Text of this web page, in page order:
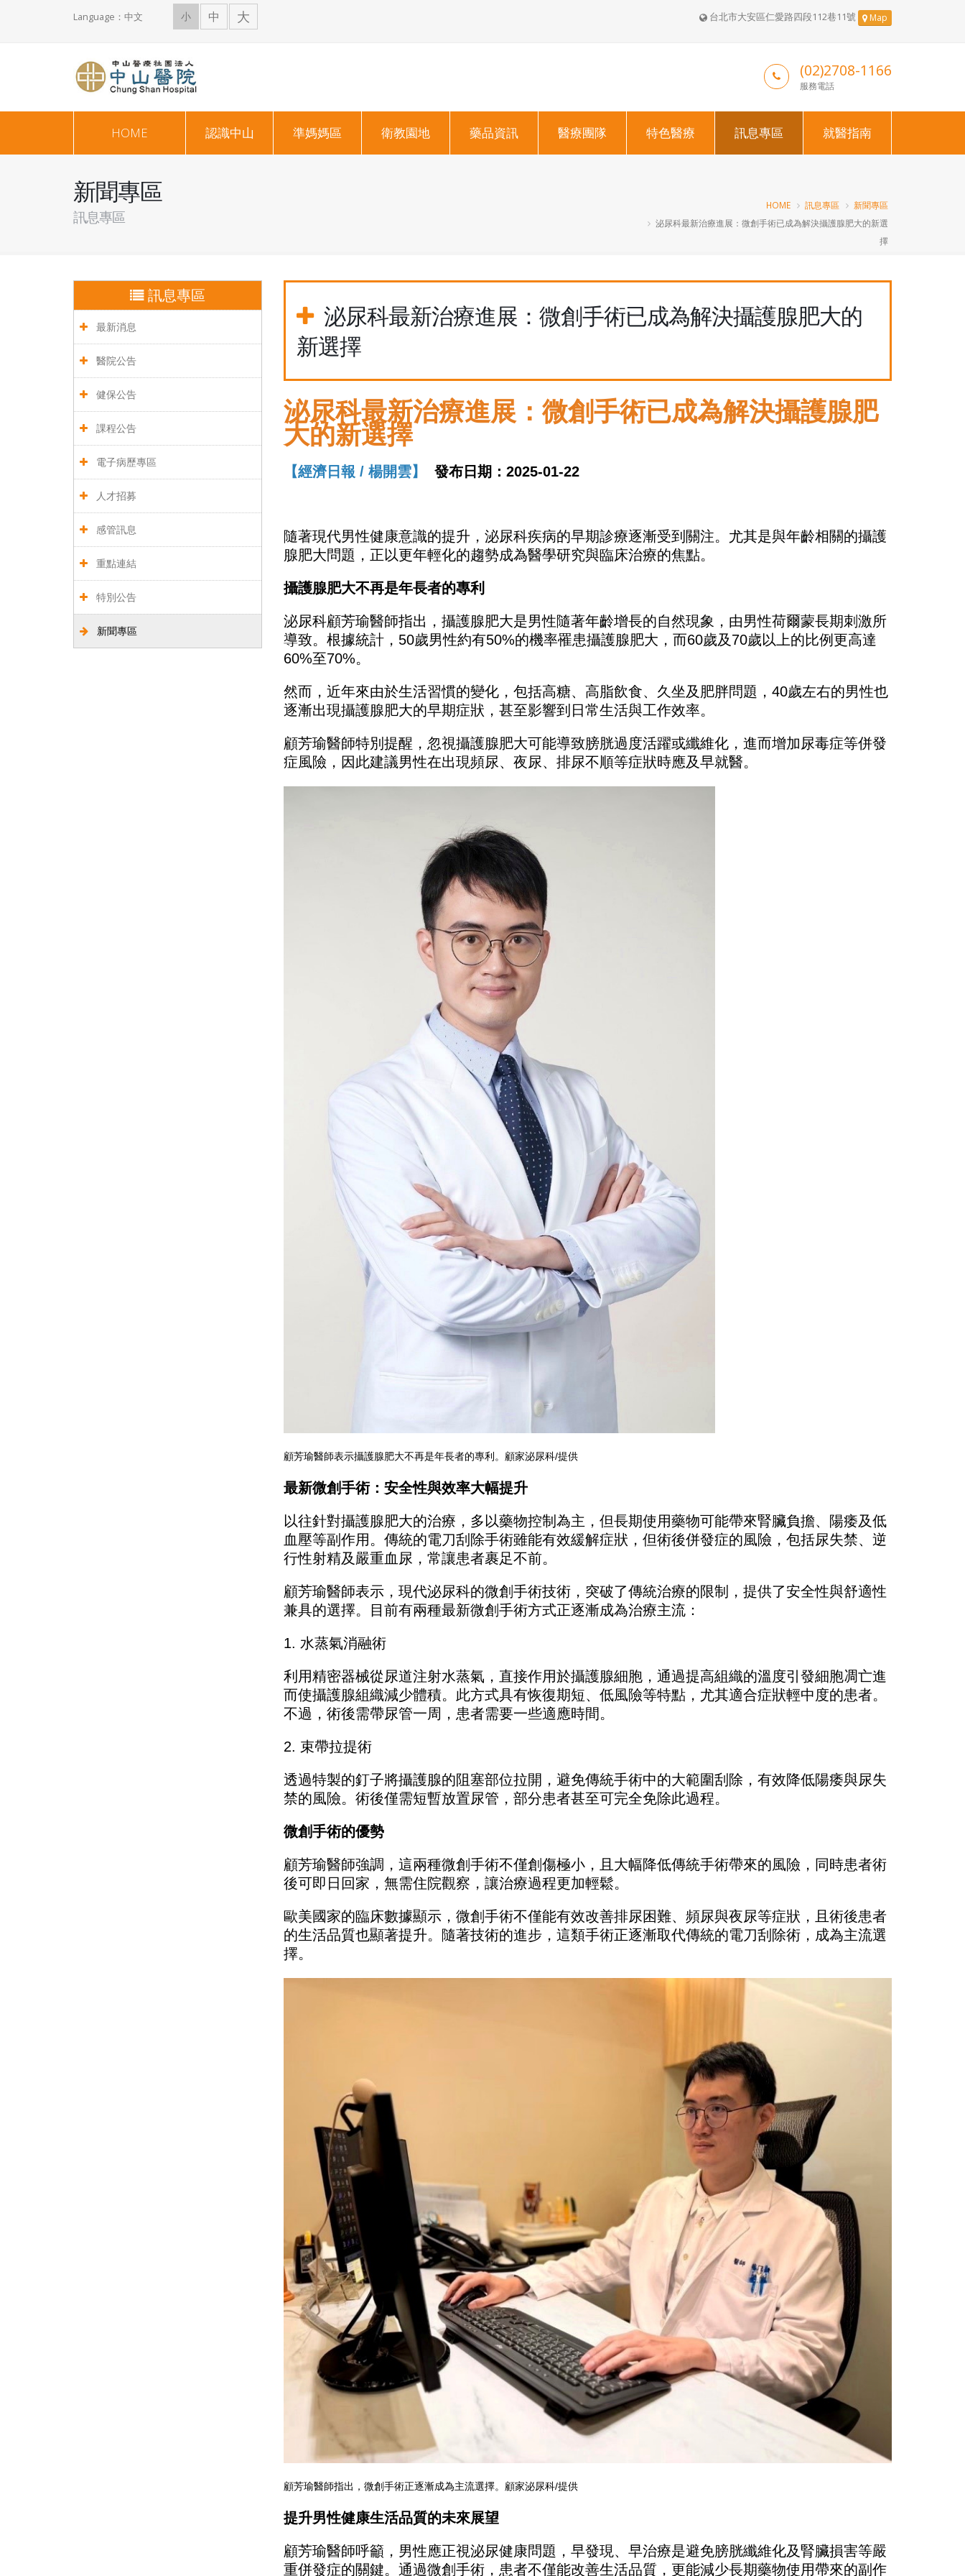
Language：中文 小 中 大 台北市大安區仁愛路四段112巷11號 Map
(02)2708-1166
服務電話
HOME 認識中山 準媽媽區 衛教園地 藥品資訊 醫療團隊 特色醫療 訊息專區 就醫指南
新聞專區
訊息專區
HOME 訊息專區
新聞專區
泌尿科最新治療進展：微創手術已成為解決攝護腺肥大的新選
擇
訊息專區
最新消息
醫院公告
健保公告
課程公告
電子病歷專區
人才招募
感管訊息
重點連結
特別公告
新聞專區
泌尿科最新治療進展：微創手術已成為解決攝護腺肥大的
新選擇
泌尿科最新治療進展：微創手術已成為解決攝護腺肥
大的新選擇
【經濟日報 / 楊開雲】 發布日期：2025-01-22
隨著現代男性健康意識的提升，泌尿科疾病的早期診療逐漸受到關注。尤其是與年齡相關的攝護
腺肥大問題，正以更年輕化的趨勢成為醫學研究與臨床治療的焦點。
攝護腺肥大不再是年長者的專利
泌尿科顧芳瑜醫師指出，攝護腺肥大是男性隨著年齡增長的自然現象，由男性荷爾蒙長期刺激所
導致。根據統計，50歲男性約有50%的機率罹患攝護腺肥大，而60歲及70歲以上的比例更高達
60%至70%。
然而，近年來由於生活習慣的變化，包括高糖、高脂飲食、久坐及肥胖問題，40歲左右的男性也
逐漸出現攝護腺肥大的早期症狀，甚至影響到日常生活與工作效率。
顧芳瑜醫師特別提醒，忽視攝護腺肥大可能導致膀胱過度活躍或纖維化，進而增加尿毒症等併發
症風險，因此建議男性在出現頻尿、夜尿、排尿不順等症狀時應及早就醫。
顧芳瑜醫師表示攝護腺肥大不再是年長者的專利。顧家泌尿科/提供
最新微創手術：安全性與效率大幅提升
以往針對攝護腺肥大的治療，多以藥物控制為主，但長期使用藥物可能帶來腎臟負擔、陽痿及低
血壓等副作用。傳統的電刀刮除手術雖能有效緩解症狀，但術後併發症的風險，包括尿失禁、逆
行性射精及嚴重血尿，常讓患者裹足不前。
顧芳瑜醫師表示，現代泌尿科的微創手術技術，突破了傳統治療的限制，提供了安全性與舒適性
兼具的選擇。目前有兩種最新微創手術方式正逐漸成為治療主流：
1. 水蒸氣消融術
利用精密器械從尿道注射水蒸氣，直接作用於攝護腺細胞，通過提高組織的溫度引發細胞凋亡進
而使攝護腺組織減少體積。此方式具有恢復期短、低風險等特點，尤其適合症狀輕中度的患者。
不過，術後需帶尿管一周，患者需要一些適應時間。
2. 束帶拉提術
透過特製的釘子將攝護腺的阻塞部位拉開，避免傳統手術中的大範圍刮除，有效降低陽痿與尿失
禁的風險。術後僅需短暫放置尿管，部分患者甚至可完全免除此過程。
微創手術的優勢
顧芳瑜醫師強調，這兩種微創手術不僅創傷極小，且大幅降低傳統手術帶來的風險，同時患者術
後可即日回家，無需住院觀察，讓治療過程更加輕鬆。
歐美國家的臨床數據顯示，微創手術不僅能有效改善排尿困難、頻尿與夜尿等症狀，且術後患者
的生活品質也顯著提升。隨著技術的進步，這類手術正逐漸取代傳統的電刀刮除術，成為主流選
擇。
顧芳瑜醫師指出，微創手術正逐漸成為主流選擇。顧家泌尿科/提供
提升男性健康生活品質的未來展望
顧芳瑜醫師呼籲，男性應正視泌尿健康問題，早發現、早治療是避免膀胱纖維化及腎臟損害等嚴
重併發症的關鍵。通過微創手術，患者不僅能改善生活品質，更能減少長期藥物使用帶來的副作